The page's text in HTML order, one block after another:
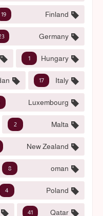
Finland
19
Germany
Hungary
1
Italy
17
Luxembourg
Malta
2
New Zealand
oman
8
Poland
4
Qatar
41